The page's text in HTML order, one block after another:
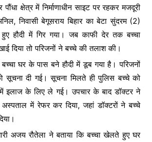
क्षेत्र में निर्माणाधीन साइट पर रहकर मजदूरी
निवासी बेगूसराय बिहार का बेटा सुंदरम (2)
हौदी में गिर गया। जब काफी देर तक बच्चा
दिया तो परिजनों ने बच्चे की तलाश की।
घर के पास बने हौदी में डूब गया है। परिजनों
सूचना दी गई। सूचना मिलते ही पुलिस बच्चे को
इलाज के लिए ले गई। उपचार के बाद डॉक्टर ने
में रेफर कर दिया, जहां डॉक्टरों ने बच्चे
अजय रौतेला ने बताया कि बच्चा खेलते हुए घर